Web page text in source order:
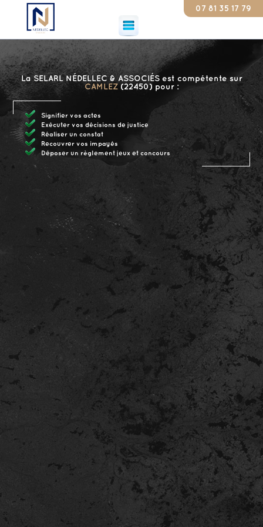
07 81 35 17 79
La SELARL NÉDELLEC & ASSOCIÉS est compétente sur
CAMLEZ (22450) pour :
Signifier vos actes
Exécuter vos décisions de justice
Réaliser un constat
Recouvrer vos impayés
Déposer un règlement jeux et concours